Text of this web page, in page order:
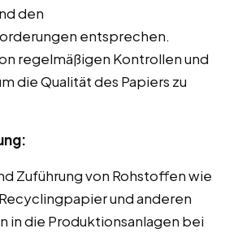
den
entsprechen.
regelmäßigen Kontrollen und
die Qualität des Papiers zu
Zuführung von Rohstoffen wie
und anderen
in die Produktionsanlagen bei